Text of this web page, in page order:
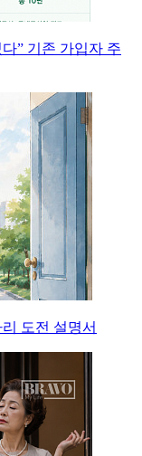
” 기존 가입자 주
도전 설명서